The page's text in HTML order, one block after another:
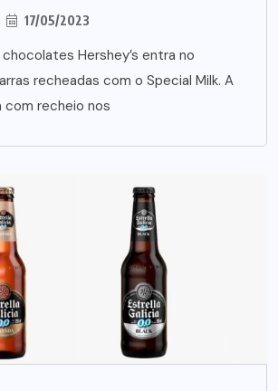
17/05/2023
Hershey’s entra no
recheadas com o Special Milk. A
com recheio nos